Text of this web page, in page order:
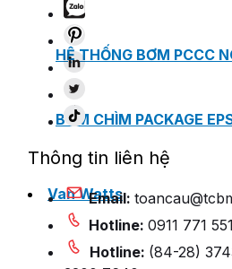
HỆ THỐNG BƠM PCCC
BƠM CHÌM PACKAGE
Van Watts
Thông tin liên hệ
Email:
Hotline: 0911 771 551
Hotline: (84-28)